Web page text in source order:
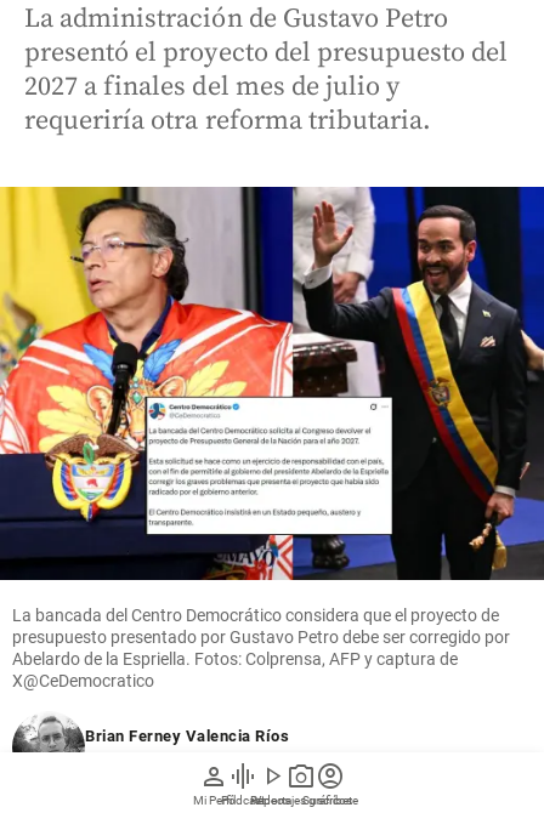
person
Mi Perfil
graphic_eq
Pódcast
play_arrow
Videos
photo_camera
Reportajes gráficos
account_circle
Suscríbete
La administración de Gustavo Petro
presentó el proyecto del presupuesto del
2027 a finales del mes de julio y
requeriría otra reforma tributaria.
La bancada del Centro Democrático considera que el proyecto de
presupuesto presentado por Gustavo Petro debe ser corregido por
Abelardo de la Espriella. Fotos: Colprensa, AFP y captura de
X@CeDemocratico
Brian Ferney Valencia Ríos